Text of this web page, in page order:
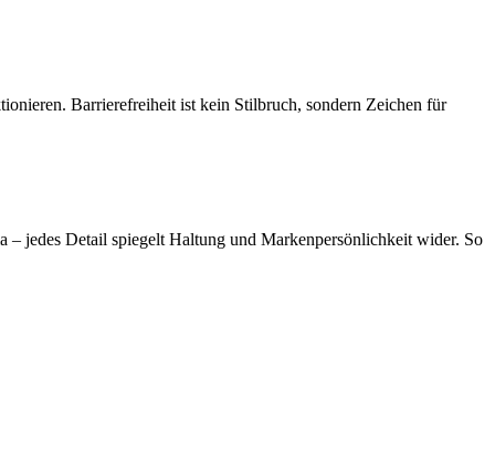
Barrierefreiheit ist kein Stilbruch, sondern Zeichen für
jedes Detail spiegelt Haltung und Markenpersönlichkeit wider. So